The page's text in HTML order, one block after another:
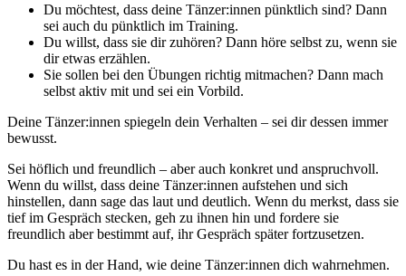
Du möchtest, dass deine Tänzer:innen pünktlich sind? Dann
sei auch du pünktlich im Training.
Du willst, dass sie dir zuhören? Dann höre selbst zu, wenn sie
dir etwas erzählen.
Sie sollen bei den Übungen richtig mitmachen? Dann mach
selbst aktiv mit und sei ein Vorbild.
Deine Tänzer:innen spiegeln dein Verhalten – sei dir dessen immer
bewusst.
Sei höflich und freundlich – aber auch konkret und anspruchvoll.
Wenn du willst, dass deine Tänzer:innen aufstehen und sich
hinstellen, dann sage das laut und deutlich. Wenn du merkst, dass sie
tief im Gespräch stecken, geh zu ihnen hin und fordere sie
freundlich aber bestimmt auf, ihr Gespräch später fortzusetzen.
Du hast es in der Hand, wie deine Tänzer:innen dich wahrnehmen.